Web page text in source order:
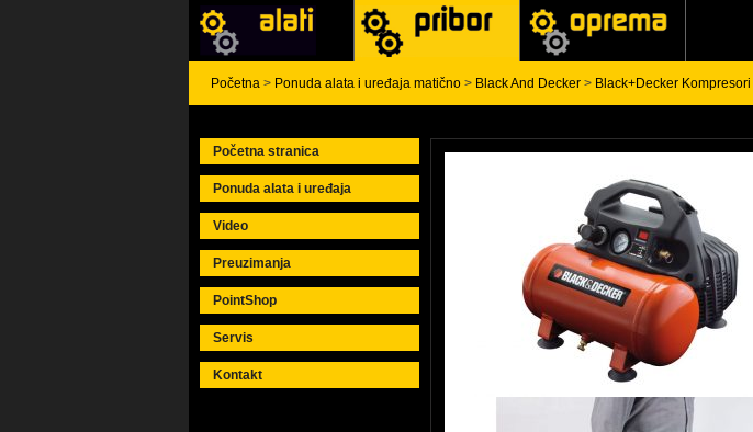
Početna > Ponuda alata i uređaja matično > Black And Decker > Black+Decker Kompresori
Početna stranica
Ponuda alata i uređaja
Video
Preuzimanja
PointShop
Servis
Kontakt